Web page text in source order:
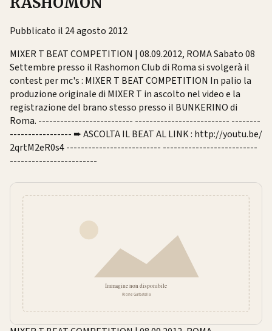
Pubblicato il 24 agosto 2012
MIXER T BEAT COMPETITION | 08.09.2012, ROMA Sabato 08
Settembre presso il Rashomon Club di Roma si svolgerà il
contest per mc's : MIXER T BEAT COMPETITION In palio la
produzione originale di MIXER T in ascolto nel video e la
registrazione del brano stesso presso il BUNKERINO di
Roma. -------------------------- -------------------------- --------
----------------- ➨ ASCOLTA IL BEAT AL LINK : http://youtu.be/
2qrtM2eR0s4 -------------------------- --------------------------
------------------------